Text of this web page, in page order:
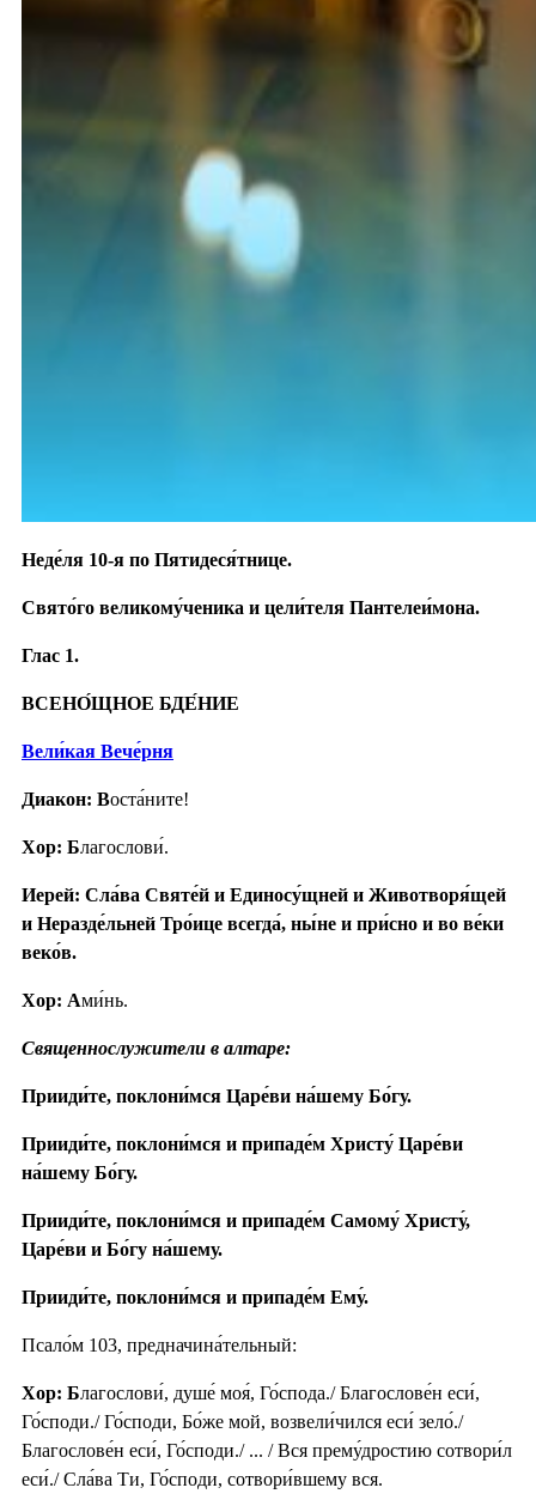
Неде́ля 10-я по Пятидеся́тнице.
Свято́го великому́ченика и цели́теля Пантелеи́мона.
Глас 1.
ВСЕНО́ЩНОЕ БДЕ́НИЕ
Вели́кая Вече́рня
Диакон: Воста́ните!
Хор: Благослови́.
Иерей: Сла́ва Святе́й и Единосу́щней и Животворя́щей
и Неразде́льней Тро́ице всегда́, ны́не и при́сно и во ве́ки
веко́в.
Хор: Ами́нь.
Священнослужители в алтаре:
Прииди́те, поклони́мся Царе́ви на́шему Бо́гу.
Прииди́те, поклони́мся и припаде́м Христу́ Царе́ви
на́шему Бо́гу.
Прииди́те, поклони́мся и припаде́м Самому́ Христу́,
Царе́ви и Бо́гу на́шему.
Прииди́те, поклони́мся и припаде́м Ему́.
Псало́м 103, предначина́тельный:
Хор: Благослови́, душе́ моя́, Го́спода./ Благослове́н еси́,
Го́споди./ Го́споди, Бо́же мой, возвели́чился еси́ зело́./
Благослове́н еси́, Го́споди./ ... / Вся прему́дростию сотвори́л
еси́./ Сла́ва Ти, Го́споди, сотвори́вшему вся.